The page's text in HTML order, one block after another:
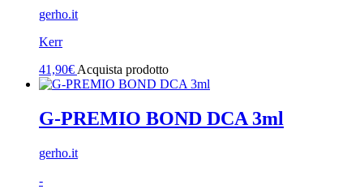
gerho.it
Kerr
41,90€ Acquista prodotto
G-PREMIO BOND DCA 3ml
gerho.it
-